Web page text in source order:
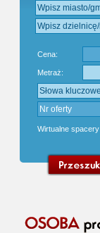
Cena:
Metraż:
Wirtualne spacery